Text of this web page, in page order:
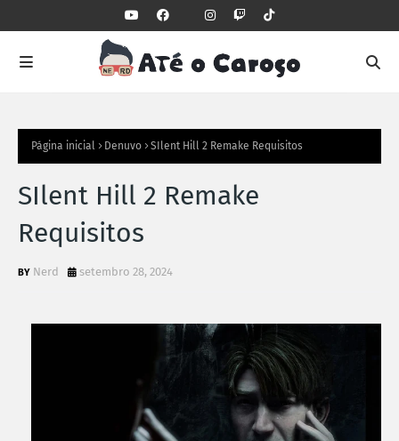
Página inicial Denuvo SIlent Hill 2 Remake Requisitos
SIlent Hill 2 Remake
Requisitos
Nerd setembro 28, 2024